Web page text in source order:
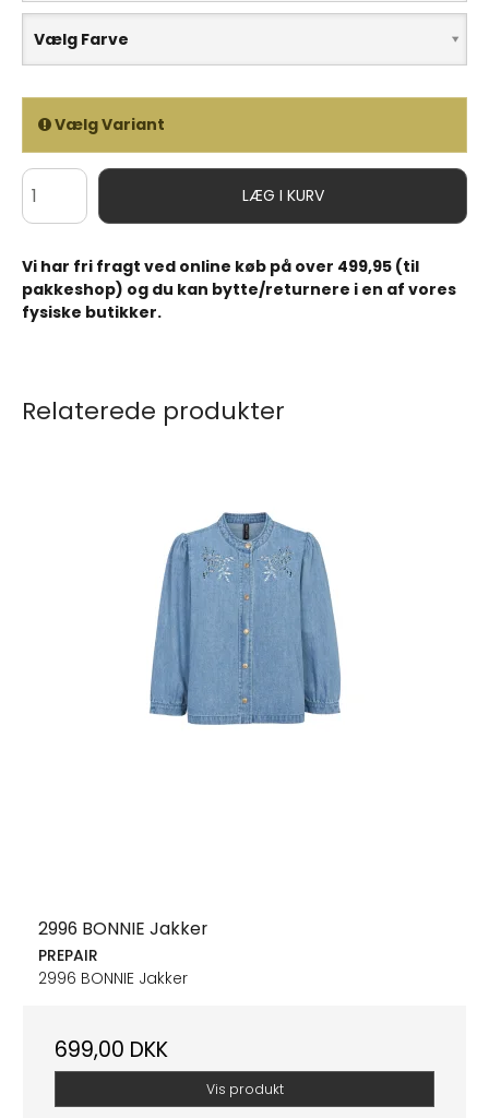
Vælg Farve
Vælg Variant
LÆG I KURV
Vi har fri fragt ved online køb på over 499,95 (til
pakkeshop) og du kan bytte/returnere i en af vores
fysiske butikker.
Relaterede produkter
2996 BONNIE Jakker
PREPAIR
2996 BONNIE Jakker
699,00 DKK
Vis produkt